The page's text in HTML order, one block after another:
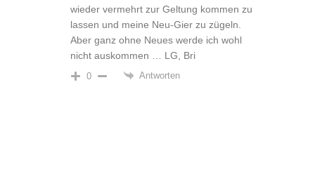
wieder vermehrt zur Geltung kommen zu
lassen und meine Neu-Gier zu zügeln.
Aber ganz ohne Neues werde ich wohl
nicht auskommen … LG, Bri
0 Antworten